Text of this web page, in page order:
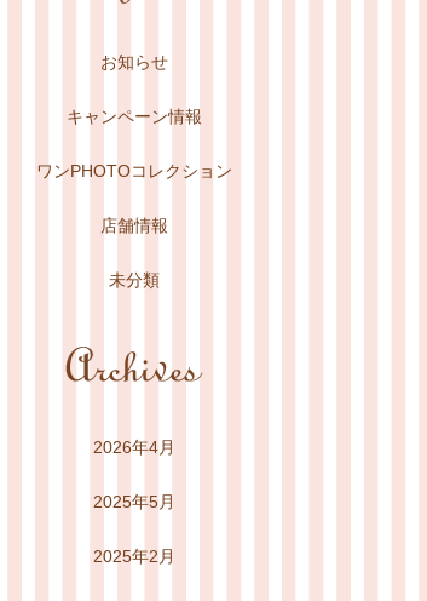
お知らせ
キャンペーン情報
ワンPHOTOコレクション
店舗情報
未分類
2026年4月
2025年5月
2025年2月